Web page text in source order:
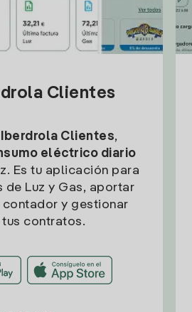
Clientes
Clientes,
eléctrico diario
Es tu aplicación para
de Luz y Gas, aportar
y gestionar
contratos.